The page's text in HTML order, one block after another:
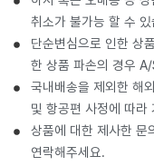
취소가 불가능 할 수 있
단순변심으로 인한 상
한 상품 파손의 경우
국내배송을 제외한 해
및 항공편 사정에 따라
상품에 대한 제사한 문
연락해주세요.